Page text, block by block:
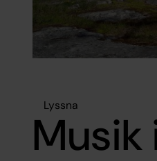
Lyssna
Musik